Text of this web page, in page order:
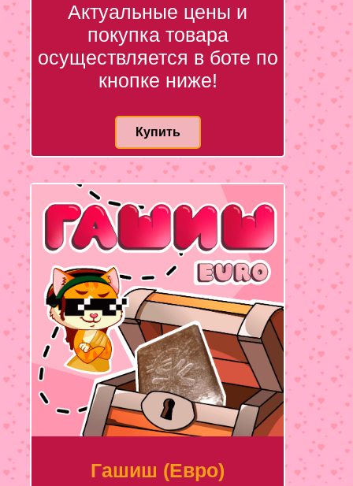
Актуальные цены и
покупка товара
осуществляется в боте по
кнопке ниже!
Купить
Гашиш (Евро)